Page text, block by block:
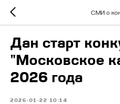
СМИ о
Дан старт
"Московское
2026 года
2026-01-22 10:14